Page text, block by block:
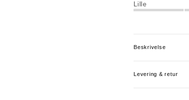
Lille
Beskrivelse
Levering & retur